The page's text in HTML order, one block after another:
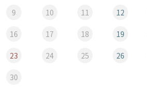
9 10 11 12
16 17 18 19
23 24 25 26
30